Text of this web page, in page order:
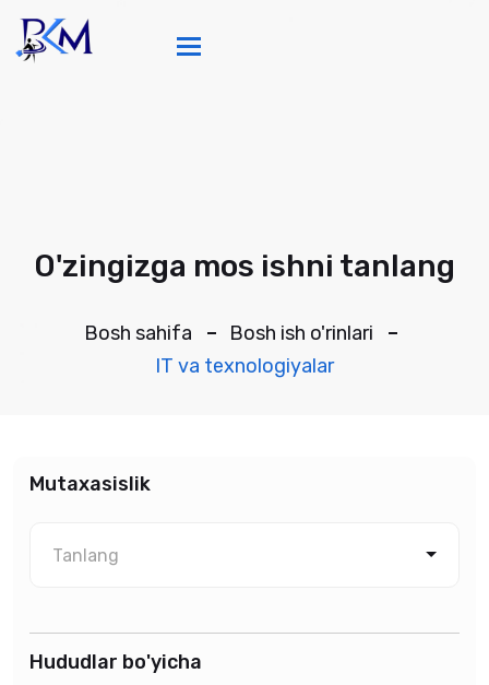
Toggle navigation
O'zingizga mos ishni tanlang
Bosh sahifa
Bosh ish o'rinlari
IT va texnologiyalar
Mutaxasislik
Tanlang
Hududlar bo'yicha